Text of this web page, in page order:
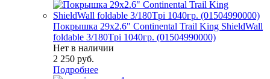
Покрышка 29x2.6" Continental Trail King ShieldWall
foldable 3/180Tpi 1040гр. (01504990000)
Нет в наличии
2 250 руб.
Подробнее